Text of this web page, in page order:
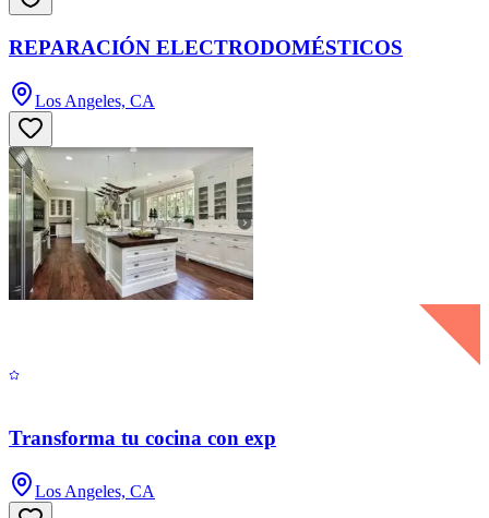
REPARACIÓN ELECTRODOMÉSTICOS
Los Angeles, CA
Transforma tu cocina con exp
Los Angeles, CA